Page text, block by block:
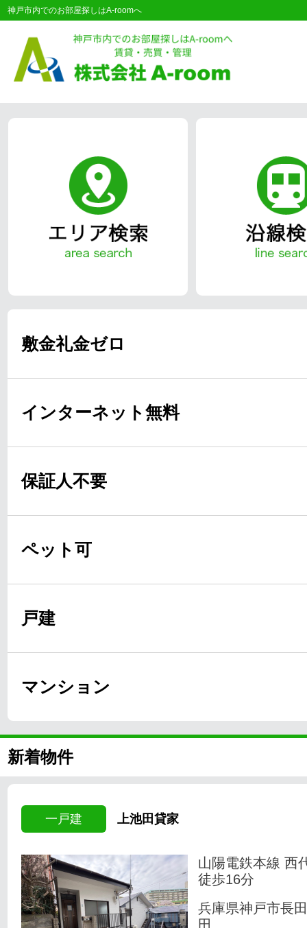
神戸市内でのお部屋探しはA-roomへ
敷金礼金ゼロ
インターネット無料
保証人不要
ペット可
戸建
マンション
新着物件
一戸建 上池田貸家
山陽電鉄本線 西
徒歩16分
兵庫県神戸市長
田